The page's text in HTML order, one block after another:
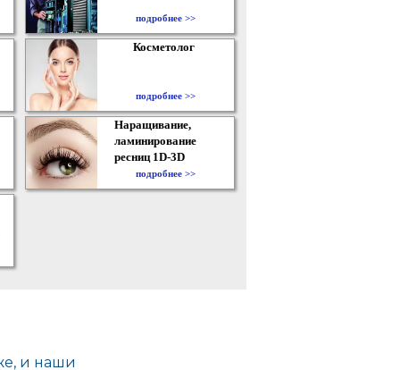
подробнее >>
Косметолог
подробнее >>
Наращивание,
ламинирование
ресниц 1D-3D
подробнее >>